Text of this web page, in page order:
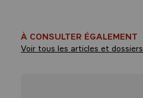
À CONSULTER ÉGALEMENT
Voir tous les articles et dossiers